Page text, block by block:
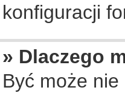
konfiguracji
» Dlaczego
Być może